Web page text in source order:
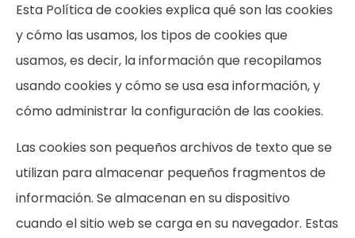
Esta Política de cookies explica qué son las cookies
y cómo las usamos, los tipos de cookies que
usamos, es decir, la información que recopilamos
usando cookies y cómo se usa esa información, y
cómo administrar la configuración de las cookies.
Las cookies son pequeños archivos de texto que se
utilizan para almacenar pequeños fragmentos de
información. Se almacenan en su dispositivo
cuando el sitio web se carga en su navegador. Estas